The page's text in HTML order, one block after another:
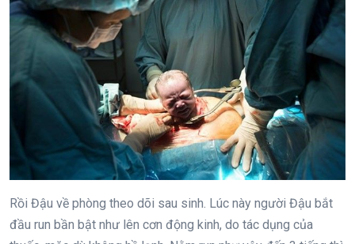
Rồi Đậu về phòng theo dõi sau sinh. Lúc này người Đậu bắt
đầu run bần bật như lên cơn động kinh, do tác dụng của